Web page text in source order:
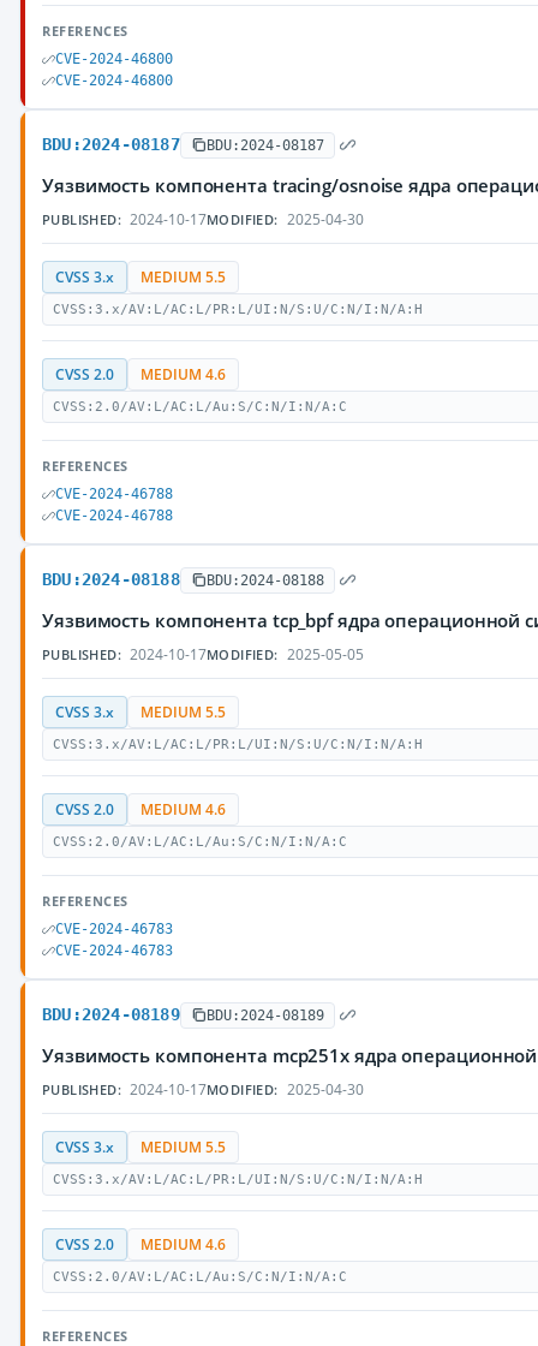
REFERENCES
CVE-2024-46800
CVE-2024-46800
BDU:2024-08187 BDU:2024-08187
Уязвимость компонента tracing/osnoise ядра
PUBLISHED: 2024-10-17MODIFIED: 2025-04-30
CVSS 3.x MEDIUM 5.5
CVSS:3.x/AV:L/AC:L/PR:L/UI:N/S:U/C:N/I:N/A:H
CVSS 2.0 MEDIUM 4.6
CVSS:2.0/AV:L/AC:L/Au:S/C:N/I:N/A:C
REFERENCES
CVE-2024-46788
CVE-2024-46788
BDU:2024-08188 BDU:2024-08188
Уязвимость компонента tcp_bpf ядра
PUBLISHED: 2024-10-17MODIFIED: 2025-05-05
CVSS 3.x MEDIUM 5.5
CVSS:3.x/AV:L/AC:L/PR:L/UI:N/S:U/C:N/I:N/A:H
CVSS 2.0 MEDIUM 4.6
CVSS:2.0/AV:L/AC:L/Au:S/C:N/I:N/A:C
REFERENCES
CVE-2024-46783
CVE-2024-46783
BDU:2024-08189 BDU:2024-08189
Уязвимость компонента mcp251x ядра
PUBLISHED: 2024-10-17MODIFIED: 2025-04-30
CVSS 3.x MEDIUM 5.5
CVSS:3.x/AV:L/AC:L/PR:L/UI:N/S:U/C:N/I:N/A:H
CVSS 2.0 MEDIUM 4.6
CVSS:2.0/AV:L/AC:L/Au:S/C:N/I:N/A:C
REFERENCES